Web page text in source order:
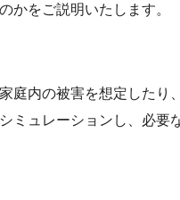
かをご説明いたします。
庭内の被害を想定したり
ミュレーションし、必要